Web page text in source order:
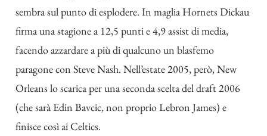
sembra sul punto di esplodere. In maglia Hornets Dickau
firma una stagione a 12,5 punti e 4,9 assist di media,
facendo azzardare a più di qualcuno un blasfemo
paragone con Steve Nash. Nell’estate 2005, però, New
Orleans lo scarica per una seconda scelta del draft 2006
(che sarà Edin Bavcic, non proprio Lebron James) e
finisce così ai Celtics.